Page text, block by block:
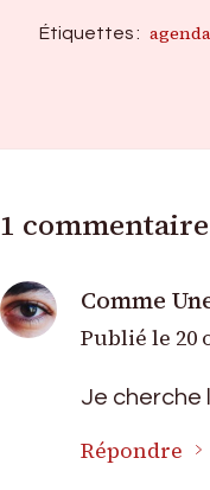
Étiquettes : agenda
1 commentaire
Comme
Publié le 20
Je cherche
Répondre